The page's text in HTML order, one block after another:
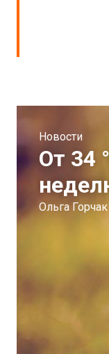
Новости
От 34
Ольга Горчак